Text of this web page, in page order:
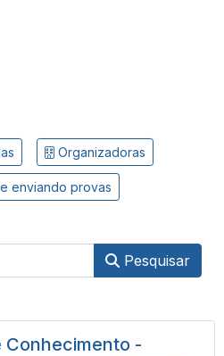
Organizadoras
enviando provas
Pesquisar
Conhecimento -